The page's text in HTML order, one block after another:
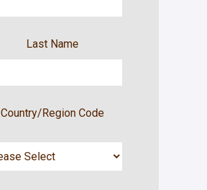
Last Name
Country/Region Code